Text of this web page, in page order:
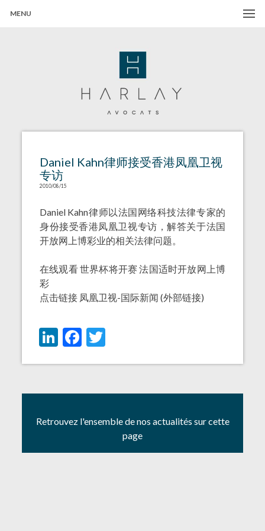
MENU
Daniel Kahn律师接受香港凤凰卫视
专访
2010/08/15
Daniel Kahn律师以法国网络科技法律专家的
身份接受香港凤凰卫视专访，解答关于法国
开放网上博彩业的相关法律问题。
在线观看世界杯将开赛 法国适时开放网上博
彩
点击链接 凤凰卫视-国际新闻 (外部链接)
LinkedIn
Facebook
Twitter
Retrouvez l'ensemble de nos actualités sur cette
page